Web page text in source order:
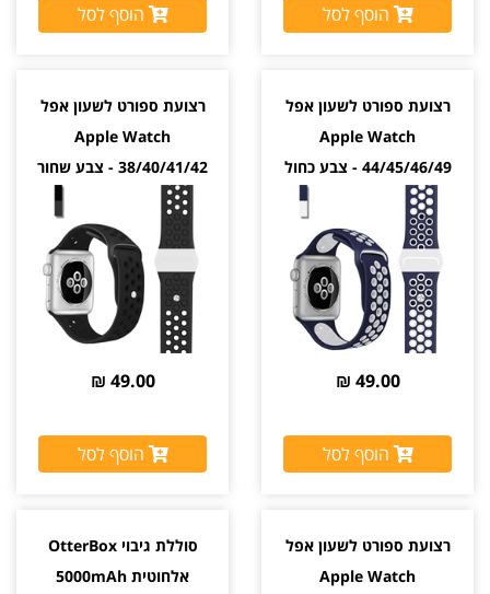
הוסף לסל הוסף לסל
רצועת ספורט לשעון אפל
Apple Watch
44/45/46/49 - צבע כחול
49.00 ₪
הוסף לסל
רצועת ספורט לשעון אפל
Apple Watch
38/40/41/42 - צבע שחור
49.00 ₪
הוסף לסל
רצועת ספורט לשעון אפל
Apple Watch
סוללת גיבוי OtterBox
אלחוטית 5000mAh